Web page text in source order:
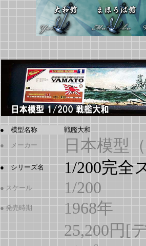
● 模型名称
戦艦大和
● メーカー
日本模型
● シリーズ名 1/200完全
● スケール 1/200
● 発売時期 1968年
25,200円[